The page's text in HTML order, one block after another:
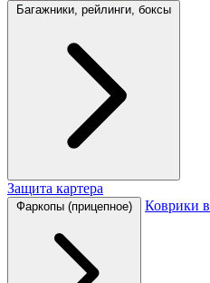
Багажники, рейлинги, боксы
Защита картера
Фаркопы (прицепное) Коврики в